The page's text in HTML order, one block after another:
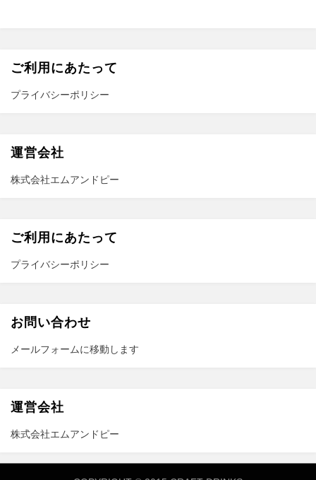
ご利用にあたって
プライバシーポリシー
運営会社
株式会社エムアンドピー
ご利用にあたって
プライバシーポリシー
お問い合わせ
メールフォームに移動します
運営会社
株式会社エムアンドピー